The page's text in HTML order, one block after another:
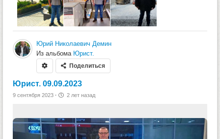
Юрий Николаевич Демин
Из альбома Юрист.
Поделиться
Юрист. 09.09.2023
9 сентября 2023 · 2 лет назад